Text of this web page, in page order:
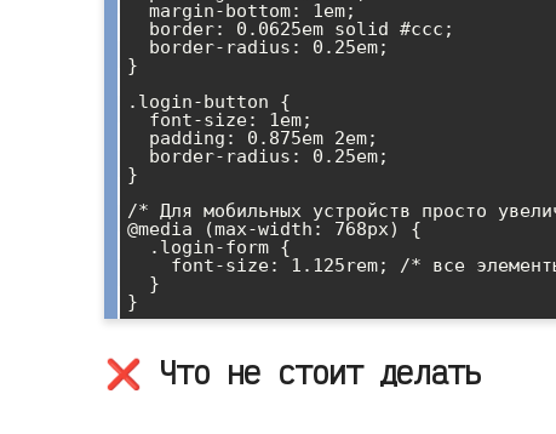
}
.login-button {
}
/* Для мобильных устройств просто
@media (max-width: 768px) {
❌ Что не стоит делать